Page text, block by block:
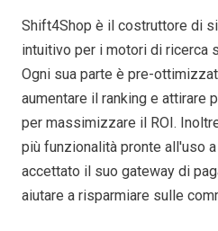
Shift4Shop è il costruttore di
intuitivo per i motori di ricerca
Ogni sua parte è pre-
aumentare il ranking e attirare
per massimizzare il ROI.
più funzionalità pronte all'uso
accettato il suo gateway di
aiutare a risparmiare sulle